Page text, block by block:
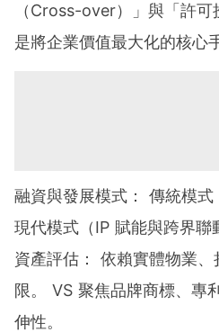
（Cross-over）」與「許
是將企業價值最大化的核心
融資與發展模式： 傳統模
現代模式（IP 賦能與跨界聯
資產評估： 依賴實體物業
限。 VS 聚焦品牌商標、專
伸性。